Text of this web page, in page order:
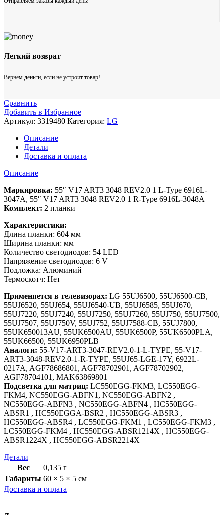
Легкий возврат
Вернем деньги, если не устроит товар!
Сравнить
Добавить в Избранное
Артикул: 3319480 Категория: LG
Описание
Детали
Доставка и оплата
Описание
Маркировка: 55″ V17 ART3 3048 REV2.0 1 L-Type 6916L-
3047A, 55″ V17 ART3 3048 REV2.0 1 R-Type 6916L-3048A
Комплект: 2 планки
Характеристики:
Длина планки: 604 мм
Ширина планки: мм
Количество светодиодов: 54 LED
Напряжение светодиодов: 6 V
Подложка: Алюминий
Термоскотч: Нет
Применяется в телевизорах: LG 55UJ6500, 55UJ6500-CB,
55UJ6520, 55UJ654, 55UJ6540-UB, 55UJ6585, 55UJ670,
55UJ7220, 55UJ7240, 55UJ7250, 55UJ7260, 55UJ750, 55UJ7500,
55UJ7507, 55UJ750V, 55UJ752, 55UJ7588-CB, 55UJ7800,
55UK650013AU, 55UK6500AU, 55UK6500P, 55UK6500PLA,
55UK66500, 55UK6950PLB
Аналоги: 55-V17-ART3-3047-REV2.0-1-L-TYPE, 55-V17-
ART3-3048-REV2.0-1-R-TYPE, 55UJ65-LGE-17Y, 6922L-
0217A, AGF78686801, AGF78702901, AGF78702902,
AGF78704101, MAK63869801
Подсветка для матриц: LC550EGG-FKM3, LC550EGG-
FKM4, NC550EGG-ABFN1, NC550EGG-ABFN2 ,
NC550EGG-ABFN3 , NC550EGG-ABFN4 , HC550EGG-
ABSR1 , HC550EGGA-BSR2 , HC550EGG-ABSR3 ,
HC550EGG-ABSR4 , LC550EGG-FKM1 , LC550EGG-FKM3 ,
LC550EGG-FKM4 , HC550EGG-ABSR1214X , HC550EGG-
ABSR1224X , HC550EGG-ABSR2214X
Детали
Вес
0,135 г
Габариты 60 × 5 × 5 см
Доставка и оплата